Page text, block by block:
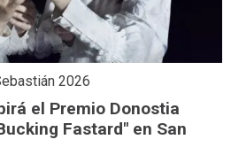
2026
el Premio Donostia
Fastard" en San